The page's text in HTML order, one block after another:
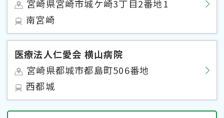
宮崎県宮崎市城ケ崎3丁目2番地1
南宮崎
医療法人仁愛会 横山病院
宮崎県都城市都島町506番地
西都城